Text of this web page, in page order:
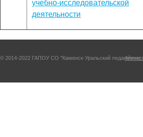
учебно-исследовательской
деятельности
© 2014-2022 ГАПОУ СО "Каменск-Уральский